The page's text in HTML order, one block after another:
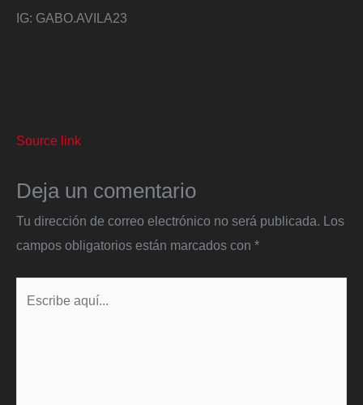
IG: GABO.AVILA23
Source link
Deja un comentario
Tu dirección de correo electrónico no será publicada. Los
campos obligatorios están marcados con *